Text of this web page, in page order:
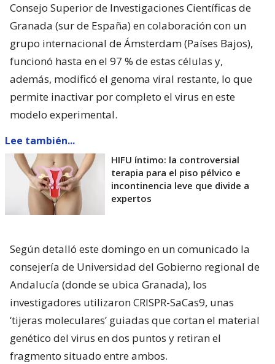
Consejo Superior de Investigaciones Científicas de
Granada (sur de España) en colaboración con un
grupo internacional de Ámsterdam (Países Bajos),
funcionó hasta en el 97 % de estas células y,
además, modificó el genoma viral restante, lo que
permite inactivar por completo el virus en este
modelo experimental.
Lee también...
HIFU íntimo: la controversial
terapia para el piso pélvico e
incontinencia leve que divide a
expertos
Según detalló este domingo en un comunicado la
consejería de Universidad del Gobierno regional de
Andalucía (donde se ubica Granada), los
investigadores utilizaron CRISPR-SaCas9, unas
‘tijeras moleculares’ guiadas que cortan el material
genético del virus en dos puntos y retiran el
fragmento situado entre ambos.